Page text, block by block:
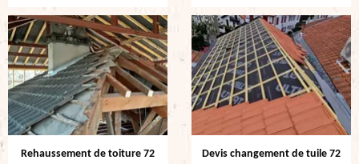
Rehaussement de toiture 72 Devis changement de tuile 72